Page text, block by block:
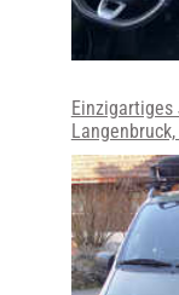
Langenbruck,